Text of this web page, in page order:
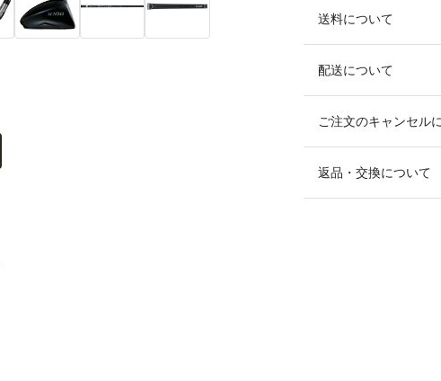
送料について
配送について
ご注文のキャンセル
返品・交換について